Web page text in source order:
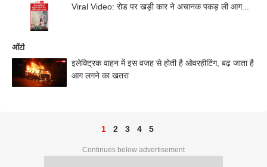
Viral Video: रोड पर खड़ी कार ने अचानक पकड़ ली आग...
ऑटो
इलेक्ट्रिक वाहन में इस वजह से होती है ओवरहीटिंग, बढ़ जाता है
आग लगने का खतरा
1 2 3 4 5
Continues below advertisement